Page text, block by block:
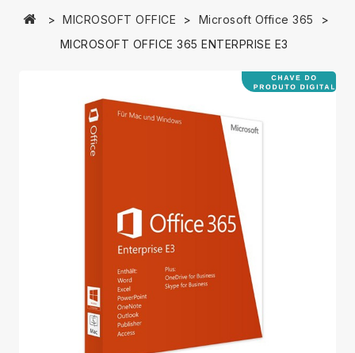
MICROSOFT OFFICE
Microsoft Office 365
MICROSOFT OFFICE 365 ENTERPRISE E3